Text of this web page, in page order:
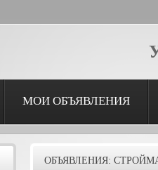
МОИ ОБЪЯВЛЕНИЯ
ОБЪЯВЛЕНИЯ: